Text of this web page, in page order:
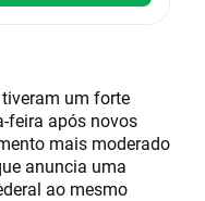
um forte
feira após novos
mais moderado
anuncia uma
ao mesmo